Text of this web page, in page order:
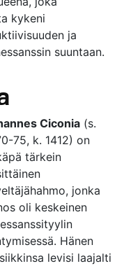
kykeni
ja
suuntaan.
Ciconia (s.
75, k. 1412) on
tärkein
jonka
oli keskeinen
Hänen
levisi laajalti